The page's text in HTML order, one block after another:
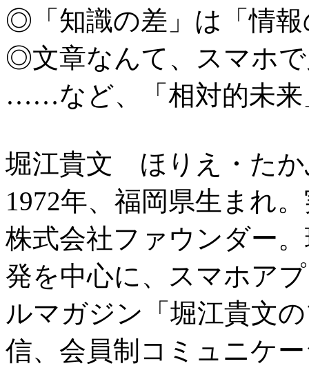
◎「知識の差」は「情報
◎文章なんて、スマホ
……など、「相対的未来
堀江貴文 ほりえ・たか
1972年、福岡県生まれ
株式会社ファウンダー
発を中心に、スマホア
ルマガジン「堀江貴文
信、会員制コミュニケ